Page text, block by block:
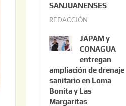
0
SANJUANENSES
REDACCIÓN
l
i
o
2
2
JAPAM y
CONAGUA
entregan
ampliación de drenaje
sanitario en Loma
Bonita y Las
Margaritas